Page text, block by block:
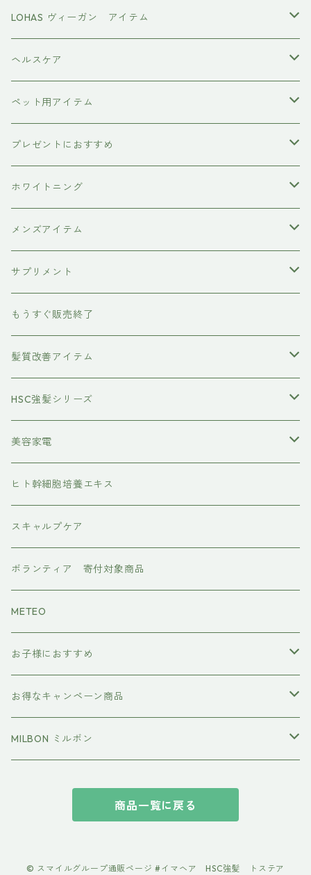
強髪
ダークニル
スタイリング剤
N .（エヌドット）
インプライム
塩基性カラー剤
クロマID
ヤーマン YAMAN
美容液
オールインワンジェル
ボディソープ
洗顔料
炭酸洗顔フォーム
LOHAS ヴィーガン アイテム
ヴィーガン認証
ヘルスケア
エイジングケア
ペット用アイテム
犬用シャンプー
ペット用ブラシ
サプリメント
プレゼントにおすすめ
男性にプレゼント
女性にプレゼント
ホワイトニング
歯磨き粉
メンズアイテム
ボディケア
除毛クリーム
育毛ケア
養毛剤
フェイスケア
サプリメント
犬用
もうすぐ販売終了
髪質改善アイテム
トステアケア
レブリン酸ケア
水素トリートメント
プレックスケア
CMCケア
HSC強髪シリーズ
アイラッシュ
美容家電
ヘアアイロン
マグネット
ドライヤー
ワンダム
ヒト幹細胞培養エキス
スキャルプケア
ボランティア 寄付対象商品
METEO
お子様におすすめ
イクエイブ キッズ プリンセス
お得なキャンペーン商品
おすすめセット
MILBON ミルボン
suwae（スワエ） 髪の柔軟剤
商品一覧に戻る
© スマイルグループ通販ページ #イマヘア HSC強髪 トステア